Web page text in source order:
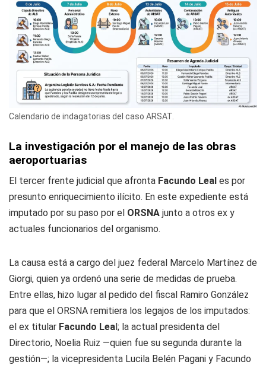
Calendario de indagatorias del caso ARSAT.
La investigación por el manejo de las obras
aeroportuarias
El tercer frente judicial que afronta Facundo Leal es por
presunto enriquecimiento ilícito. En este expediente está
imputado por su paso por el ORSNA junto a otros ex y
actuales funcionarios del organismo.
La causa está a cargo del juez federal Marcelo Martínez de
Giorgi, quien ya ordenó una serie de medidas de prueba.
Entre ellas, hizo lugar al pedido del fiscal Ramiro González
para que el ORSNA remitiera los legajos de los imputados:
el ex titular Facundo Leal; la actual presidenta del
Directorio, Noelia Ruiz —quien fue su segunda durante la
gestión—; la vicepresidenta Lucila Belén Pagani y Facundo